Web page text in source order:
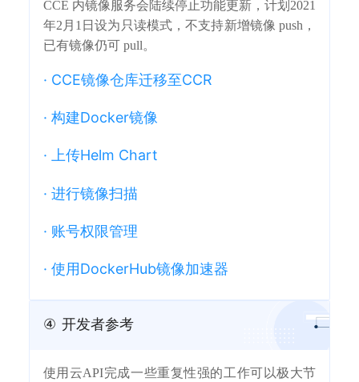
CCE 内镜像服务会陆续停止功能更新，计划2021
年2月1日设为只读模式，不支持新增镜像 push，
已有镜像仍可 pull。
· CCE镜像仓库迁移至CCR
· 构建Docker镜像
· 上传Helm Chart
· 进行镜像扫描
· 账号权限管理
· 使用DockerHub镜像加速器
④ 开发者参考
使用云API完成一些重复性强的工作可以极大节